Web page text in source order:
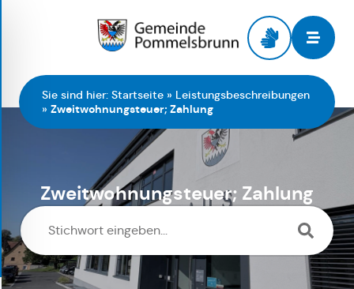
Sie sind hier: Startseite » Leistungsbeschreibungen
» Zweitwohnungsteuer; Zahlung
Zweitwohnungsteuer; Zahlung